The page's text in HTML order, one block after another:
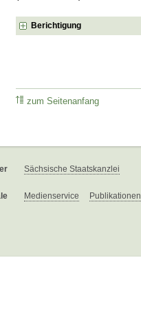
Berichtigung
zum Seitenanfang
Sächsische Staatskanzlei
Medienservice Publikationen